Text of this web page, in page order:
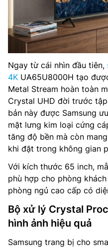
Ngay từ cái nhìn đầu tiên,
4K UA65U8000H tạo
Metal Stream hoàn toàn
Crystal UHD đời trước
bản này được Samsung
mặt lưng kim loại cứng
tăng độ bền mà còn
khi đặt trong không gian
Với kích thước 65 inch,
phù hợp cho phòng
phòng ngủ cao cấp có
Bộ xử lý Crystal
hình ảnh hiệu quả
Samsung trang bị cho